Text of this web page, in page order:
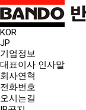
KOR
JP
기업정보
대표이사 인사말
회사연혁
전화번호
오시는길